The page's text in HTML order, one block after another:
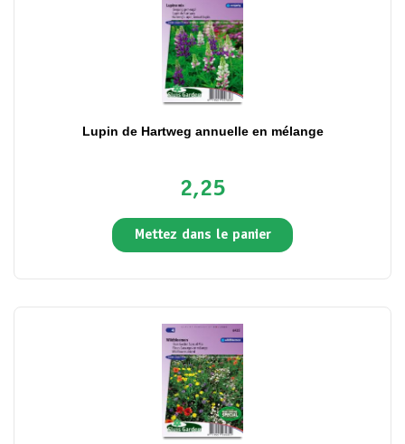
Lupin de Hartweg annuelle en mélange
2,25
Mettez dans le panier